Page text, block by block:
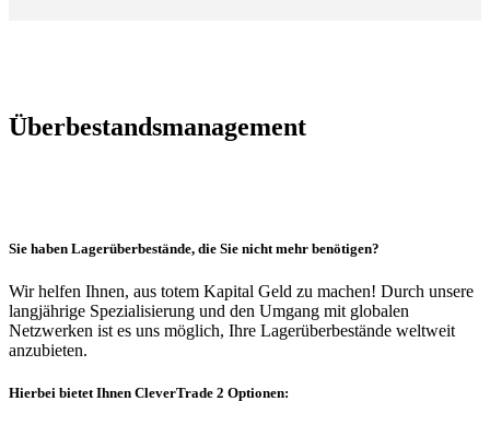
Überbestandsmanagement
Sie haben Lagerüberbestände, die Sie nicht mehr benötigen?
Wir helfen Ihnen, aus totem Kapital Geld zu machen! Durch unsere
langjährige Spezialisierung und den Umgang mit globalen
Netzwerken ist es uns möglich, Ihre Lagerüberbestände weltweit
anzubieten.
Hierbei bietet Ihnen CleverTrade 2 Optionen: